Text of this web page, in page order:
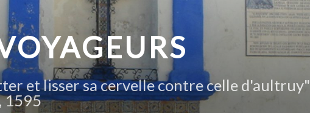
et lisser sa cervelle contre celle d'aultruy"
1595